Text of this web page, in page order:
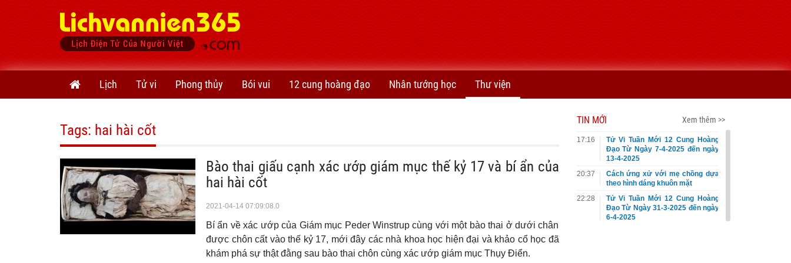
Lịch Tử vi Phong thủy Bói vui 12 cung hoàng đạo Nhân tướng học Thư viện
Tags: hai hài cốt
Bào thai giấu cạnh xác ướp giám mục thế kỷ 17 và bí ẩn của
hai hài cốt
2021-04-14 07:09:08.0
Bí ẩn về xác ướp của Giám mục Peder Winstrup cùng với một bào thai ở dưới chân
được chôn cất vào thế kỷ 17, mới đây các nhà khoa học hiện đại và khảo cổ học đã
khám phá sự thật đằng sau bào thai chôn cùng xác ướp giám mục Thụy Điển.
TIN MỚI Xem thêm >>
17:16
Tử Vi Tuần Mới 12 Cung Hoàng
Đạo Từ Ngày 7-4-2025 đến ngày
13-4-2025
20:37
Cách ứng xử với mẹ chồng dựa
theo hình dáng khuôn mặt
22:28
Tử Vi Tuần Mới 12 Cung Hoàng
Đạo Từ Ngày 31-3-2025 đến ngày
6-4-2025